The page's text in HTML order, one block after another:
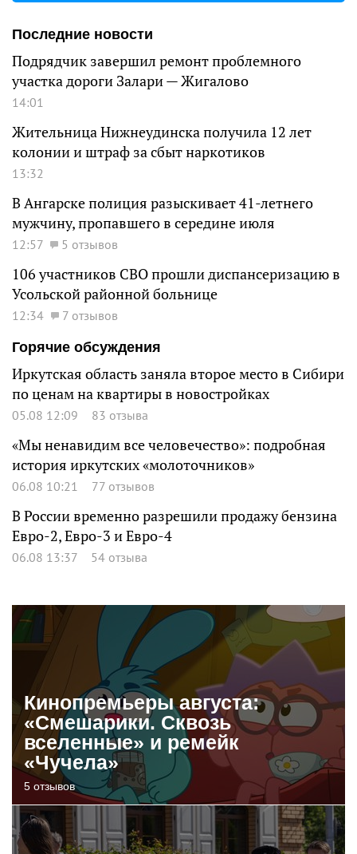
Последние новости
Подрядчик завершил ремонт проблемного
участка дороги Залари — Жигалово
14:01
Жительница Нижнеудинска получила 12 лет
колонии и штраф за сбыт наркотиков
13:32
В Ангарске полиция разыскивает 41-летнего
мужчину, пропавшего в середине июля
12:57 5 отзывов
106 участников СВО прошли диспансеризацию в
Усольской районной больнице
12:34
7 отзывов
Горячие обсуждения
Иркутская область заняла второе место в Сибири
по ценам на квартиры в новостройках
05.08 12:09 83 отзыва
«Мы ненавидим все человечество»: подробная
история иркутских «молоточников»
06.08 10:21 77 отзывов
В России временно разрешили продажу бензина
Евро-2, Евро-3 и Евро-4
06.08 13:37 54 отзыва
Кинопремьеры августа:
«Смешарики. Сквозь
вселенные» и ремейк
«Чучела»
5 отзывов